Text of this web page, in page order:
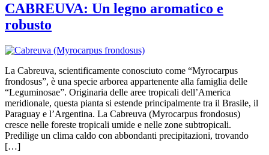
CABREUVA: Un legno aromatico e
robusto
La Cabreuva, scientificamente conosciuto come “Myrocarpus
frondosus”, è una specie arborea appartenente alla famiglia delle
“Leguminosae”. Originaria delle aree tropicali dell’America
meridionale, questa pianta si estende principalmente tra il Brasile, il
Paraguay e l’Argentina. La Cabreuva (Myrocarpus frondosus)
cresce nelle foreste tropicali umide e nelle zone subtropicali.
Predilige un clima caldo con abbondanti precipitazioni, trovando
[…]